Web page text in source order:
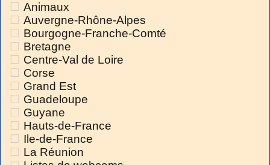
Animaux
Auvergne-Rhône-Alpes
Bourgogne-Franche-Comté
Bretagne
Centre-Val de Loire
Corse
Grand Est
Guadeloupe
Guyane
Hauts-de-France
Ile-de-France
La Réunion